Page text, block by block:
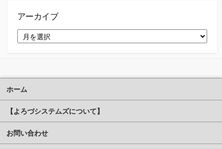
アーカイブ
ー
ホーム
【よろづシステムズについて】
お問い合わせ